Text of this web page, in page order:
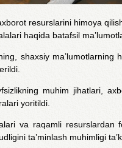
resurslarini himoya
haqida batafsil
shaxsiy ma’lumotlarning
muhim jihatlari,
yoritildi.
va raqamli resurslardan
ta’minlash muhimligi